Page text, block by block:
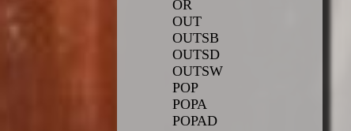
OR
OUT
OUTSB
OUTSD
OUTSW
POP
POPA
POPAD